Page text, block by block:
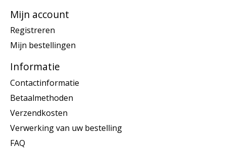
Mijn account
Registreren
Mijn bestellingen
Informatie
Contactinformatie
Betaalmethoden
Verzendkosten
Verwerking van uw bestelling
FAQ